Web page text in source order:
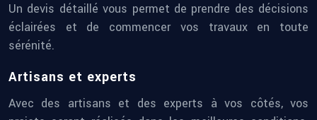
Un devis détaillé vous permet de prendre des décisions
éclairées et de commencer vos travaux en toute
sérénité.
Artisans et experts
Avec des artisans et des experts à vos côtés, vos